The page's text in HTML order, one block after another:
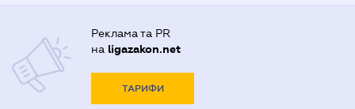
Реклама та PR
на ligazakon.net
ТАРИФИ